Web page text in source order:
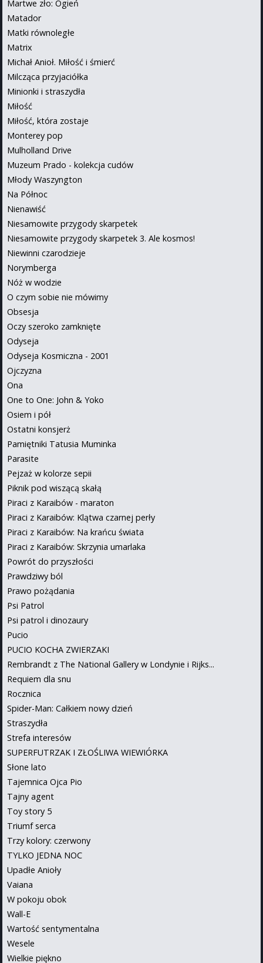
Martwe zło: Ogień
Matador
Matki równoległe
Matrix
Michał Anioł. Miłość i śmierć
Milcząca przyjaciółka
Minionki i straszydła
Miłość
Miłość, która zostaje
Monterey pop
Mulholland Drive
Muzeum Prado - kolekcja cudów
Młody Waszyngton
Na Północ
Nienawiść
Niesamowite przygody skarpetek
Niesamowite przygody skarpetek 3. Ale kosmos!
Niewinni czarodzieje
Norymberga
Nóż w wodzie
O czym sobie nie mówimy
Obsesja
Oczy szeroko zamknięte
Odyseja
Odyseja Kosmiczna - 2001
Ojczyzna
Ona
One to One: John & Yoko
Osiem i pół
Ostatni konsjerż
Pamiętniki Tatusia Muminka
Parasite
Pejzaż w kolorze sepii
Piknik pod wiszącą skałą
Piraci z Karaibów - maraton
Piraci z Karaibów: Klątwa czarnej perły
Piraci z Karaibów: Na krańcu świata
Piraci z Karaibów: Skrzynia umarlaka
Powrót do przyszłości
Prawdziwy ból
Prawo pożądania
Psi Patrol
Psi patrol i dinozaury
Pucio
PUCIO KOCHA ZWIERZAKI
Rembrandt z The National Gallery w Londynie i Rijks...
Requiem dla snu
Rocznica
Spider-Man: Całkiem nowy dzień
Straszydła
Strefa interesów
SUPERFUTRZAK I ZŁOŚLIWA WIEWIÓRKA
Słone lato
Tajemnica Ojca Pio
Tajny agent
Toy story 5
Triumf serca
Trzy kolory: czerwony
TYLKO JEDNA NOC
Upadłe Anioły
Vaiana
W pokoju obok
Wall-E
Wartość sentymentalna
Wesele
Wielkie piękno